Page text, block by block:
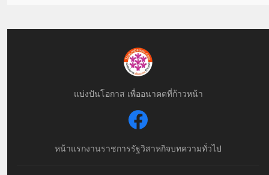
แบ่งปันโอกาส เพื่ออนาคตที่ก้าวหน้า
หน้าแรกงานราชการรัฐวิสาหกิจบทความทั่วไป